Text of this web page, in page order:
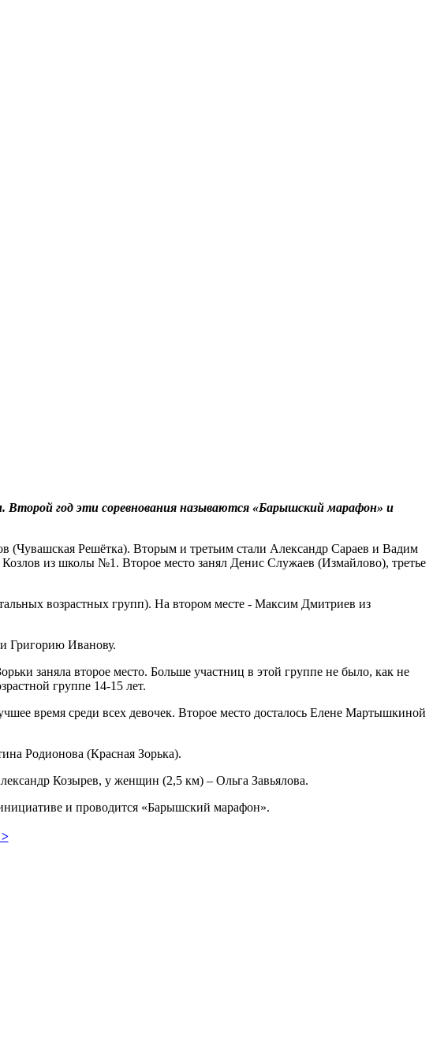
год эти соревнования называются «Барышский марафон» и
(Чувашская Решётка). Вторым и третьим стали Александр Сараев и Вадим
из школы №1. Второе место занял Денис Служаев (Измайлово), третье
возрастных групп). На втором месте - Максим Дмитриев из
Григорию Иванову.
заняла второе место. Больше участниц в этой группе не было, как не
группе 14-15 лет.
время среди всех девочек. Второе место досталось Елене Мартышкиной
Родионова (Красная Зорька).
Козырев, у женщин (2,5 км) – Ольга Завьялова.
и проводится «Барышский марафон».